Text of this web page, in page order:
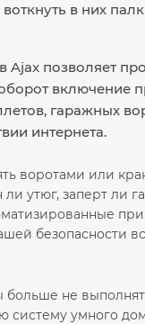
в них
позволяет
гаражных
интернета.
воротами или
утюг, заперт ли
безопасности
не
систему умного